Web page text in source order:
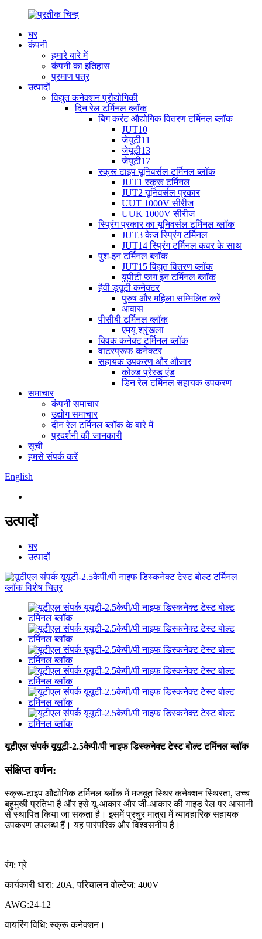
घर
कंपनी
हमारे बारे में
कंपनी का इतिहास
प्रमाण पत्र
उत्पादों
विद्युत कनेक्शन प्रौद्योगिकी
दिन रेल टर्मिनल ब्लॉक
बिग करंट औद्योगिक वितरण टर्मिनल ब्लॉक
JUT10
जेयूटी11
जेयूटी13
जेयूटी17
स्क्रू टाइप यूनिवर्सल टर्मिनल ब्लॉक
JUT1 स्क्रू टर्मिनल
JUT2 यूनिवर्सल प्रकार
UUT 1000V सीरीज
UUK 1000V सीरीज
स्प्रिंग प्रकार का यूनिवर्सल टर्मिनल ब्लॉक
JUT3 केज स्प्रिंग टर्मिनल
JUT14 स्प्रिंग टर्मिनल कवर के साथ
पुश-इन टर्मिनल ब्लॉक
JUT15 विद्युत वितरण ब्लॉक
यूपीटी प्लग इन टर्मिनल ब्लॉक
हैवी ड्यूटी कनेक्टर
पुरुष और महिला सम्मिलित करें
आवास
पीसीबी टर्मिनल ब्लॉक
एमयू श्रृंखला
क्विक कनेक्ट टर्मिनल ब्लॉक
वाटरप्रूफ कनेक्टर
सहायक उपकरण और औजार
कोल्ड प्रेस्ड एंड
डिन रेल टर्मिनल सहायक उपकरण
समाचार
कंपनी समाचार
उद्योग समाचार
दीन रेल टर्मिनल ब्लॉक के बारे में
प्रदर्शनी की जानकारी
सूची
हमसे संपर्क करें
English
उत्पादों
घर
उत्पादों
यूटीएल संपर्क यूयूटी-2.5केपी/पी नाइफ डिस्कनेक्ट टेस्ट बोल्ट टर्मिनल ब्लॉक
संक्षिप्त वर्णन:
स्क्रू-टाइप औद्योगिक टर्मिनल ब्लॉक में मजबूत स्थिर कनेक्शन स्थिरता, उच्च
बहुमुखी प्रतिभा है और इसे यू-आकार और जी-आकार की गाइड रेल पर आसानी
से स्थापित किया जा सकता है। इसमें प्रचुर मात्रा में व्यावहारिक सहायक
उपकरण उपलब्ध हैं। यह पारंपरिक और विश्वसनीय है।
रंग: ग्रे
कार्यकारी धारा: 20A, परिचालन वोल्टेज: 400V
AWG:24-12
वायरिंग विधि: स्क्रू कनेक्शन।